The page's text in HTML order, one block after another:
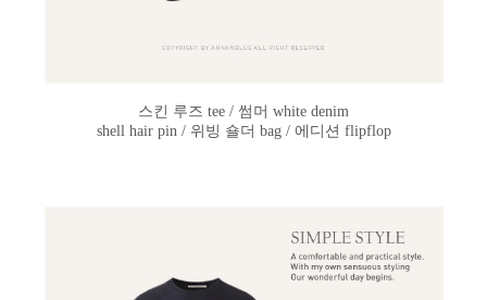
스킨 루즈 tee / 썸머 white denim
shell hair pin / 위빙 숄더 bag / 에디션 flipflop